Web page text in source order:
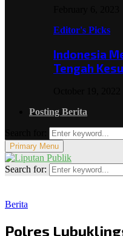
Editor's Picks
Indonesia
Tengah
Posting Berita
Primary Menu
Search for:
Berita
Polres